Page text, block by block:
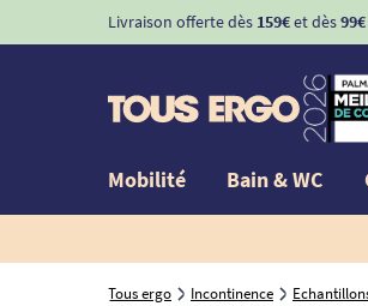
Livraison offerte dès 159€et dès99€
Mobilité Bain & WC
Tous ergo Incontinence